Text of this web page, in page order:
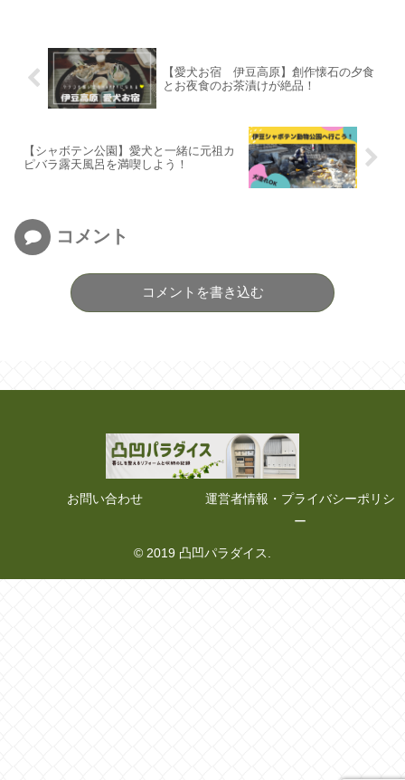
【愛犬お宿 伊豆高原】創作懐石の夕食
とお夜食のお茶漬けが絶品！
【シャボテン公園】愛犬と一緒に元祖カ
ピバラ露天風呂を満喫しよう！
コメント
コメントを書き込む
お問い合わせ
運営者情報・プライバシーポリシ
ー
© 2019 凸凹パラダイス.